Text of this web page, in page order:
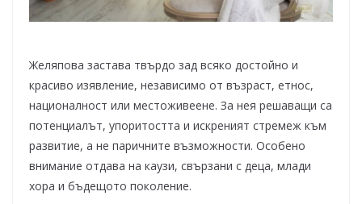
Желяпова застава твърдо зад всяко достойно и
красиво изявление, независимо от възраст, етнос,
националност или местоживеене. За нея решаващи са
потенциалът, упоритостта и искреният стремеж към
развитие, а не паричните възможности. Особено
внимание отдава на каузи, свързани с деца, млади
хора и бъдещото поколение.